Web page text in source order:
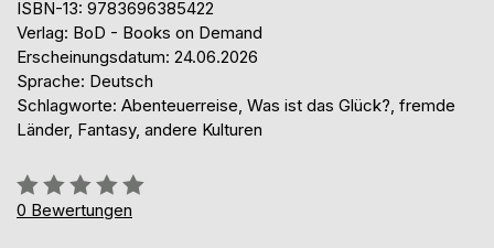
ISBN-13: 9783696385422
Verlag: BoD - Books on Demand
Erscheinungsdatum: 24.06.2026
Sprache: Deutsch
Schlagworte: Abenteuerreise, Was ist das Glück?, fremde
Länder, Fantasy, andere Kulturen
Bewertung::
0%
0 Bewertungen